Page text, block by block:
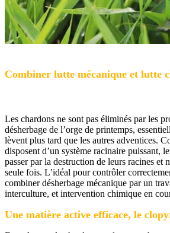
Combiner lutte mécanique et lutte
Les chardons ne sont pas éliminés par les
désherbage de l’orge de printemps,
lèvent plus tard que les autres adventices.
disposent d’un système racinaire puissant,
passer par la destruction de leurs racines et
seule fois. L’idéal pour contrôler
combiner désherbage mécanique par un
interculture, et intervention chimique en
Une matière active efficace, le